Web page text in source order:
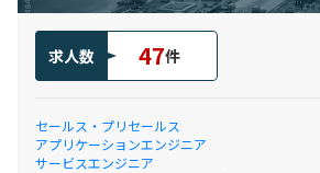
求人数 47件
セールス・プリセールス
アプリケーションエンジニア
サービスエンジニア